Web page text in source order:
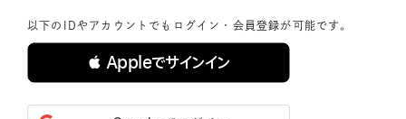
以下のIDやアカウントでもログイン・会員登録が可能です。
 Appleでサインイン